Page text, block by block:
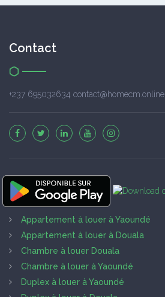
Contact
+237 695032634 contact@homecm.online
Appartement à louer à Yaoundé
Appartement à louer à Douala
Chambre à louer Douala
Chambre à louer à Yaoundé
Duplex à louer à Yaoundé